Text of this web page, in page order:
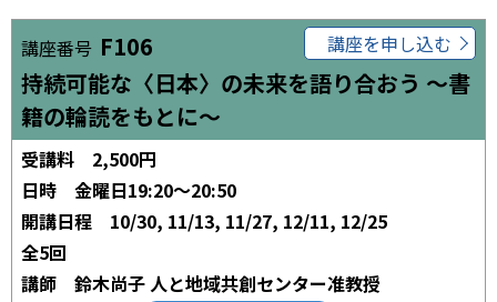
講座番号 F106
持続可能な〈日本〉の未来を語り合おう ～書
籍の輪読をもとに～
講座を申し込む
受講料
2,500円
日時
金曜日19:20～20:50
開講日程
10/30, 11/13, 11/27, 12/11, 12/25
全5回
講師
鈴木尚子 人と地域共創センター准教授